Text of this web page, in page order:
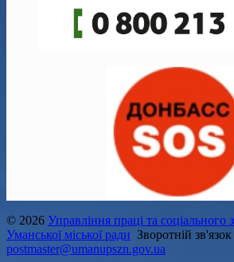
© 2026 Управління праці та соціального
Уманської міської ради Зворотній зв'язок
postmaster@umanupszn.gov.ua